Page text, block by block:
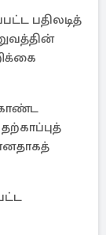
பதிலடித்